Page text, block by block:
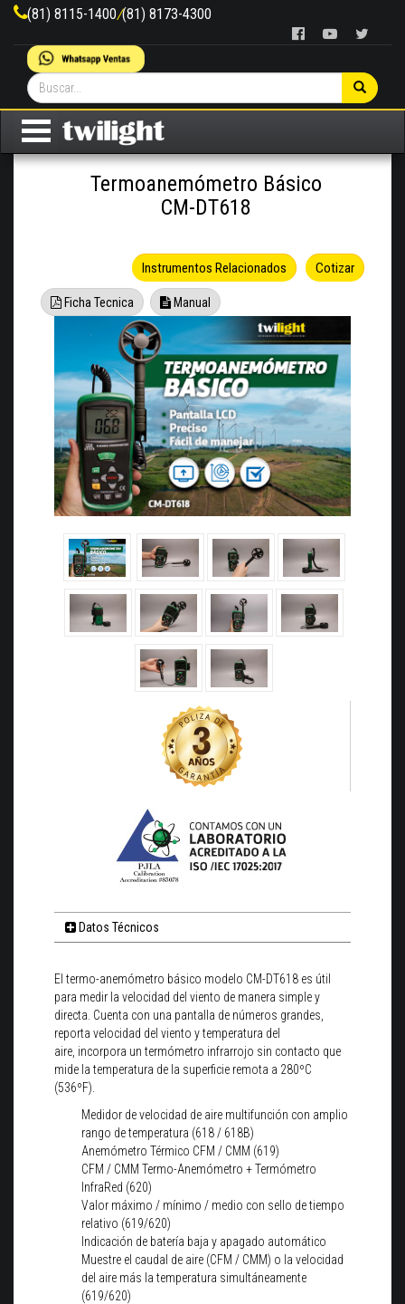
(81) 8115-1400/(81) 8173-4300
Termoanemómetro Básico
CM-DT618
Cotizar
Instrumentos Relacionados
Ficha Tecnica Manual
Datos Técnicos
El termo-anemómetro básico modelo CM-DT618 es útil
para medir la velocidad del viento de manera simple y
directa. Cuenta con una pantalla de números grandes,
reporta velocidad del viento y temperatura del
aire, incorpora un termómetro infrarrojo sin contacto que
mide la temperatura de la superficie remota a 280ºC
(536ºF).
Medidor de velocidad de aire multifunción con amplio
rango de temperatura (618 / 618B)
Anemómetro Térmico CFM / CMM (619)
CFM / CMM Termo-Anemómetro + Termómetro
InfraRed (620)
Valor máximo / mínimo / medio con sello de tiempo
relativo (619/620)
Indicación de batería baja y apagado automático
Muestre el caudal de aire (CFM / CMM) o la velocidad
del aire más la temperatura simultáneamente
(619/620)